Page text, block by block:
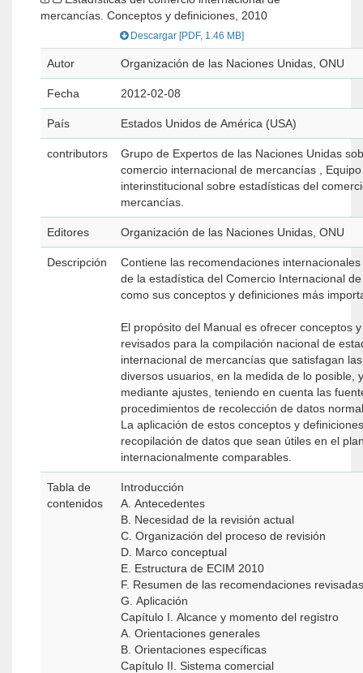
mercancías. Conceptos y definiciones, 2010
Descargar [PDF, 1.46 MB]
Autor Organización de las Naciones Unidas, ONU
Fecha 2012-02-08
País Estados Unidos de América (USA)
contributors
Grupo de Expertos de las Naciones Unidas
comercio internacional de mercancías ,
interinstitucional sobre estadísticas del
mercancías.
Editores Organización de las Naciones Unidas, ONU
Descripción
Contiene las recomendaciones
de la estadística del Comercio Internacional
como sus conceptos y definiciones más
El propósito del Manual es ofrecer conceptos
revisados para la compilación nacional de
internacional de mercancías que satisfagan
diversos usuarios, en la medida de lo posible,
mediante ajustes, teniendo en cuenta las
procedimientos de recolección de datos
La aplicación de estos conceptos y
recopilación de datos que sean útiles en el
internacionalmente comparables.
Tabla de
contenidos
Introducción
A. Antecedentes
B. Necesidad de la revisión actual
C. Organización del proceso de revisión
D. Marco conceptual
E. Estructura de ECIM 2010
F. Resumen de las recomendaciones
G. Aplicación
Capítulo I. Alcance y momento del registro
A. Orientaciones generales
B. Orientaciones específicas
Capítulo II. Sistema comercial